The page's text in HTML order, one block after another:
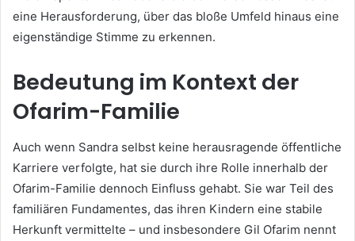
eine Herausforderung, über das bloße Umfeld hinaus eine
eigenständige Stimme zu erkennen.
Bedeutung im Kontext der
Ofarim-Familie
Auch wenn Sandra selbst keine herausragende öffentliche
Karriere verfolgte, hat sie durch ihre Rolle innerhalb der
Ofarim-Familie dennoch Einfluss gehabt. Sie war Teil des
familiären Fundamentes, das ihren Kindern eine stabile
Herkunft vermittelte – und insbesondere Gil Ofarim nennt